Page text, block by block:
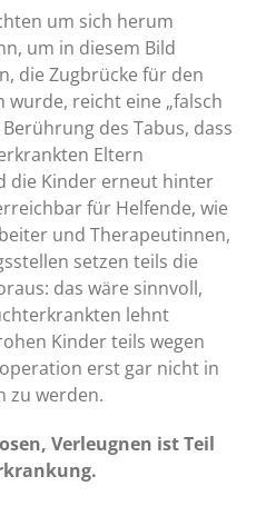
um sich herum
um in diesem Bild
die Zugbrücke für den
reicht eine „falsch
des Tabus, dass
Eltern
die Kinder erneut hinter
für Helfende, wie
und Therapeutinnen,
setzen teils die
das wäre sinnvoll,
lehnt
Kinder teils wegen
erst gar nicht in
zu werden.
Verleugnen ist Teil